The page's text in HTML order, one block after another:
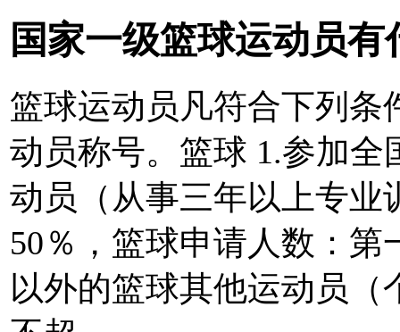
国家一级篮球运动员有
篮球运动员凡符合下列条
动员称号。篮球 1.参加
动员（从事三年以上专业
50％，篮球申请人数：
以外的篮球其他运动员